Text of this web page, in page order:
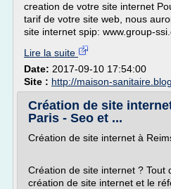
creation de votre site internet
tarif de votre site web, nous
site internet spip: www.group-
Lire la suite
Date: 2017-09-10 17:54:00
Site : http://maison-
Création de site
Paris - Seo et ...
Création de site internet à
Création de site internet ? Tout
création de site internet et le